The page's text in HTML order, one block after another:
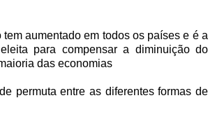
aumentado em todos os países e é a
para compensar a diminuição do
das economias
permuta entre as diferentes formas de